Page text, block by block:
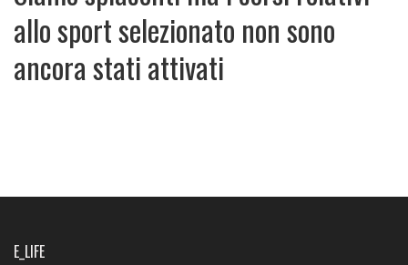
allo sport selezionato non sono
ancora stati attivati
E_LIFE